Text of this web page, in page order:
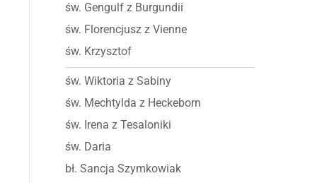
św. Gengulf z Burgundii
św. Florencjusz z Vienne
św. Krzysztof
św. Wiktoria z Sabiny
św. Mechtylda z Heckeborn
św. Irena z Tesaloniki
św. Daria
bł. Sancja Szymkowiak